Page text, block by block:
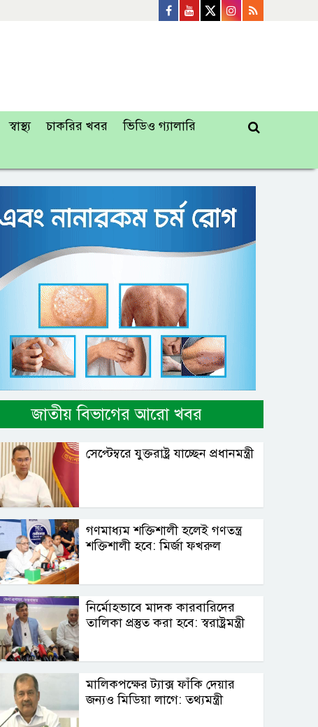
স্বাস্থ্য চাকরির খবর
ভিডিও গ্যালারি
জাতীয় বিভাগের আরো খবর
সেপ্টেম্বরে যুক্তরাষ্ট্র যাচ্ছেন প্রধানমন্ত্রী
গণমাধ্যম শক্তিশালী হলেই গণতন্ত্র
শক্তিশালী হবে: মির্জা ফখরুল
নির্মোহভাবে মাদক কারবারিদের
তালিকা প্রস্তুত করা হবে: স্বরাষ্ট্রমন্ত্রী
মালিকপক্ষের ট্যাক্স ফাঁকি দেয়ার
জন্যও মিডিয়া লাগে: তথ্যমন্ত্রী